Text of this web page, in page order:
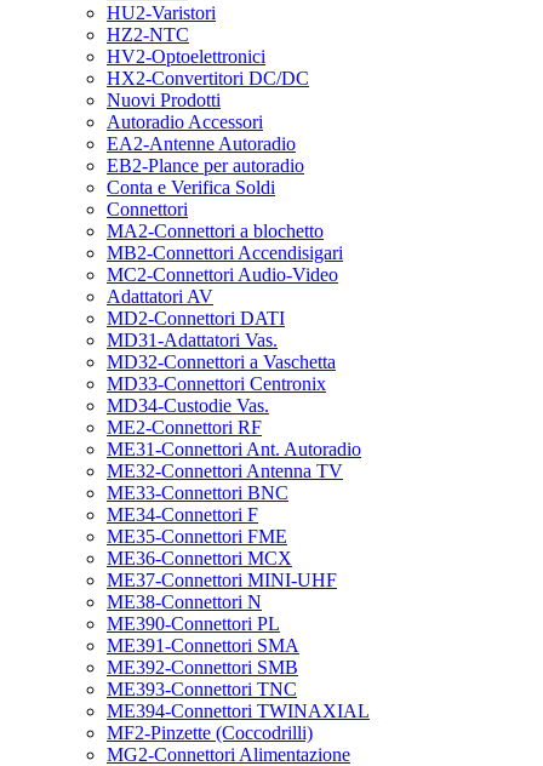
HU2-Varistori
HZ2-NTC
HV2-Optoelettronici
HX2-Convertitori DC/DC
Nuovi Prodotti
Autoradio Accessori
EA2-Antenne Autoradio
EB2-Plance per autoradio
Conta e Verifica Soldi
Connettori
MA2-Connettori a blochetto
MB2-Connettori Accendisigari
MC2-Connettori Audio-Video
Adattatori AV
MD2-Connettori DATI
MD31-Adattatori Vas.
MD32-Connettori a Vaschetta
MD33-Connettori Centronix
MD34-Custodie Vas.
ME2-Connettori RF
ME31-Connettori Ant. Autoradio
ME32-Connettori Antenna TV
ME33-Connettori BNC
ME34-Connettori F
ME35-Connettori FME
ME36-Connettori MCX
ME37-Connettori MINI-UHF
ME38-Connettori N
ME390-Connettori PL
ME391-Connettori SMA
ME392-Connettori SMB
ME393-Connettori TNC
ME394-Connettori TWINAXIAL
MF2-Pinzette (Coccodrilli)
MG2-Connettori Alimentazione